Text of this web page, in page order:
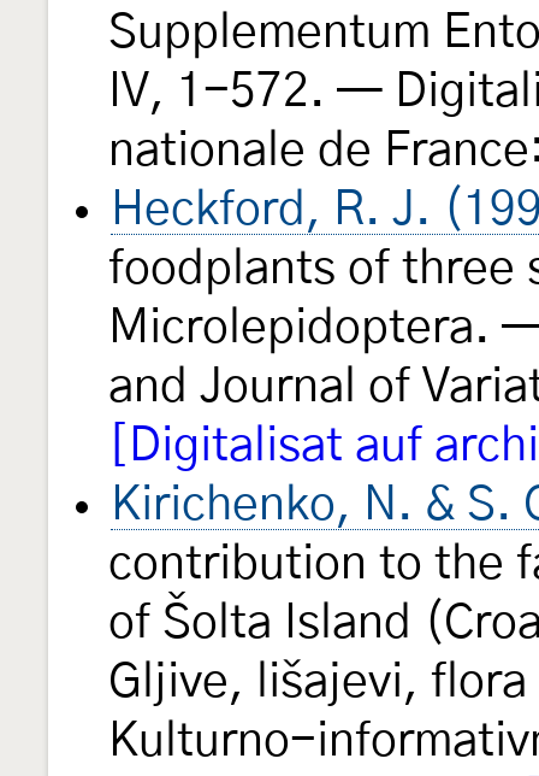
Supplementum
IV, 1-572. —
nationale de
Heckford, R. J.
foodplants of three
Microlepidoptera.
and Journal of
[Digitalisat auf
Kirichenko, N. & S.
contribution to the
of Šolta Island
Gljive, lišajevi,
Kulturno-